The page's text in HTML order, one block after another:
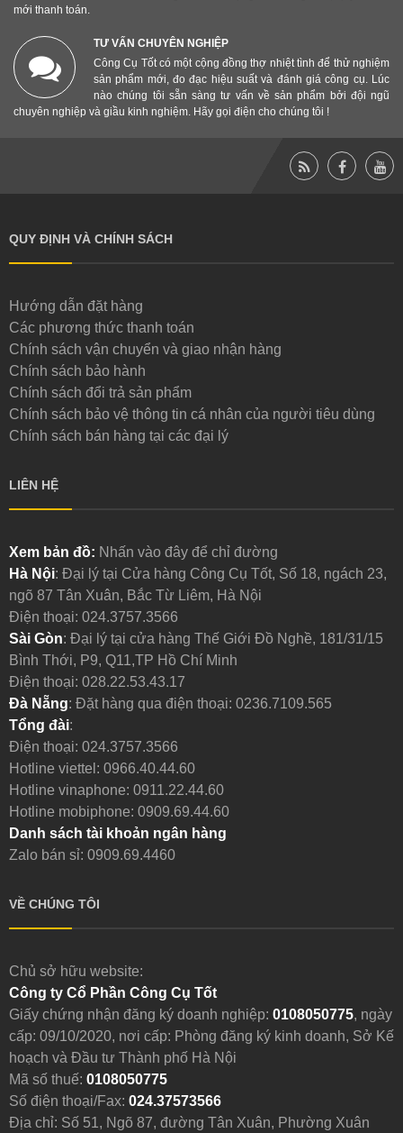
mới thanh toán.
TƯ VẤN CHUYÊN NGHIỆP
Công Cụ Tốt có một cộng đồng thợ nhiệt tình để thử nghiệm
sản phẩm mới, đo đạc hiệu suất và đánh giá công cụ. Lúc
nào chúng tôi sẵn sàng tư vấn về sản phẩm bởi đội ngũ
chuyên nghiệp và giầu kinh nghiệm. Hãy gọi điện cho chúng tôi !
QUY ĐỊNH VÀ CHÍNH SÁCH
Hướng dẫn đặt hàng
Các phương thức thanh toán
Chính sách vận chuyển và giao nhận hàng
Chính sách bảo hành
Chính sách đổi trả sản phẩm
Chính sách bảo vệ thông tin cá nhân của người tiêu dùng
Chính sách bán hàng tại các đại lý
LIÊN HỆ
Xem bản đồ: Nhấn vào đây để chỉ đường
Hà Nội: Đại lý tại Cửa hàng Công Cụ Tốt, Số 18, ngách 23,
ngõ 87 Tân Xuân, Bắc Từ Liêm, Hà Nội
Điện thoại: 024.3757.3566
Sài Gòn: Đại lý tại cửa hàng Thế Giới Đồ Nghề, 181/31/15
Bình Thới, P9, Q11,TP Hồ Chí Minh
Điện thoại: 028.22.53.43.17
Đà Nẵng: Đặt hàng qua điện thoại: 0236.7109.565
Tổng đài:
Điện thoại: 024.3757.3566
Hotline viettel: 0966.40.44.60
Hotline vinaphone: 0911.22.44.60
Hotline mobiphone: 0909.69.44.60
Danh sách tài khoản ngân hàng
Zalo bán sỉ: 0909.69.4460
VỀ CHÚNG TÔI
Chủ sở hữu website:
Công ty Cổ Phần Công Cụ Tốt
Giấy chứng nhận đăng ký doanh nghiệp: 0108050775, ngày
cấp: 09/10/2020, nơi cấp: Phòng đăng ký kinh doanh, Sở Kế
hoạch và Đầu tư Thành phố Hà Nội
Mã số thuế: 0108050775
Số điện thoại/Fax: 024.37573566
Địa chỉ: Số 51, Ngõ 87, đường Tân Xuân, Phường Xuân